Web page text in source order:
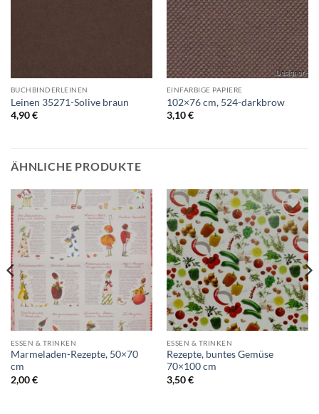
BUCHBINDERLEINEN
Leinen 35271-Solive braun
4,90€
EINFARBIGE PAPIERE
102×76 cm, 524-darkbrow
3,10€
ÄHNLICHE PRODUKTE
Auf die
Wunschliste
ESSEN & TRINKEN
Marmeladen-Rezepte, 50×70
cm
2,00€
Auf die
Wunschliste
ESSEN & TRINKEN
Rezepte, buntes Gemüse
70×100 cm
3,50€